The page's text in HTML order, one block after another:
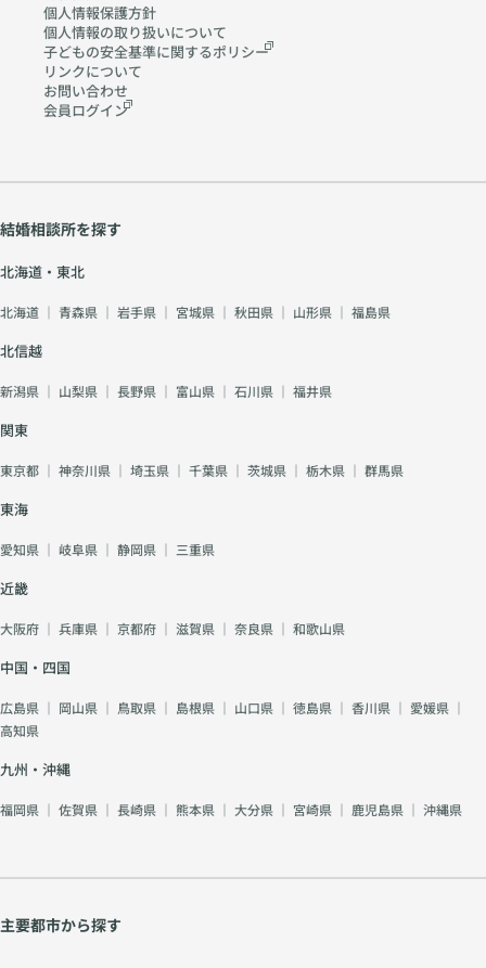
個人情報保護方針
個人情報の取り扱いについて
子どもの安全基準に関するポリシー
リンクについて
お問い合わせ
会員ログイン
結婚相談所を探す
北海道・東北
北海道 ｜ 青森県 ｜ 岩手県 ｜ 宮城県 ｜ 秋田県 ｜ 山形県 ｜ 福島県
北信越
新潟県 ｜ 山梨県 ｜ 長野県 ｜ 富山県 ｜ 石川県 ｜ 福井県
関東
東京都 ｜ 神奈川県 ｜ 埼玉県 ｜ 千葉県 ｜ 茨城県 ｜ 栃木県 ｜ 群馬県
東海
愛知県 ｜ 岐阜県 ｜ 静岡県 ｜ 三重県
近畿
大阪府 ｜ 兵庫県 ｜ 京都府 ｜ 滋賀県 ｜ 奈良県 ｜ 和歌山県
中国・四国
広島県 ｜ 岡山県 ｜ 鳥取県 ｜ 島根県 ｜ 山口県 ｜ 徳島県 ｜ 香川県 ｜ 愛媛県 ｜
高知県
九州・沖縄
福岡県 ｜ 佐賀県 ｜ 長崎県 ｜ 熊本県 ｜ 大分県 ｜ 宮崎県 ｜ 鹿児島県 ｜ 沖縄県
主要都市から探す